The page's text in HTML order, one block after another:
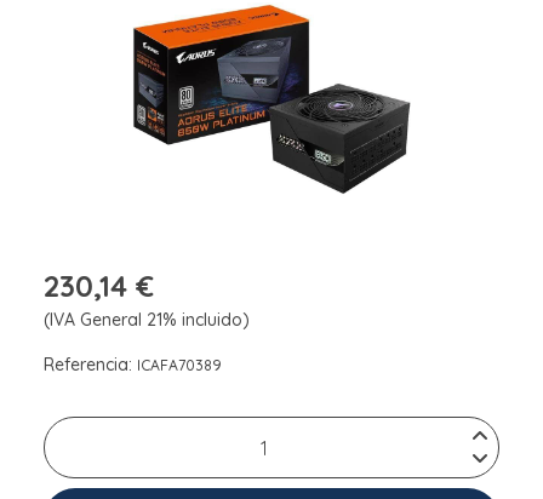
230,14 €
(IVA General 21% incluido)
Referencia: ICAFA70389